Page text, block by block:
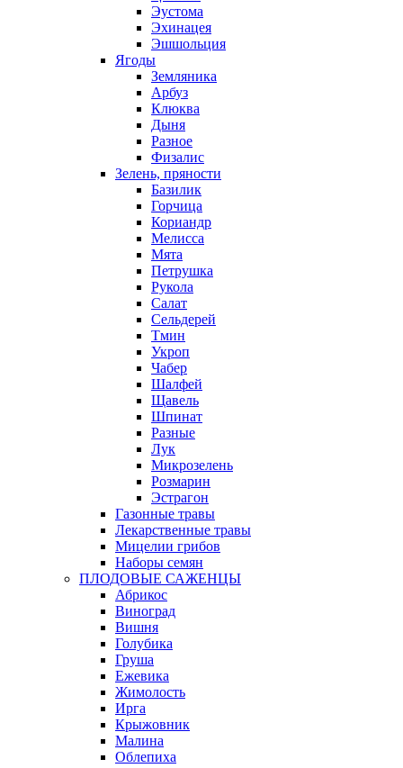
Эустома
Эхинацея
Эшшольция
Ягоды
Земляника
Арбуз
Клюква
Дыня
Разное
Физалис
Зелень, пряности
Базилик
Горчица
Кориандр
Мелисса
Мята
Петрушка
Рукола
Салат
Сельдерей
Тмин
Укроп
Чабер
Шалфей
Щавель
Шпинат
Разные
Лук
Микрозелень
Розмарин
Эстрагон
Газонные травы
Лекарственные травы
Мицелии грибов
Наборы семян
ПЛОДОВЫЕ САЖЕНЦЫ
Абрикос
Виноград
Вишня
Голубика
Груша
Ежевика
Жимолость
Ирга
Крыжовник
Малина
Облепиха